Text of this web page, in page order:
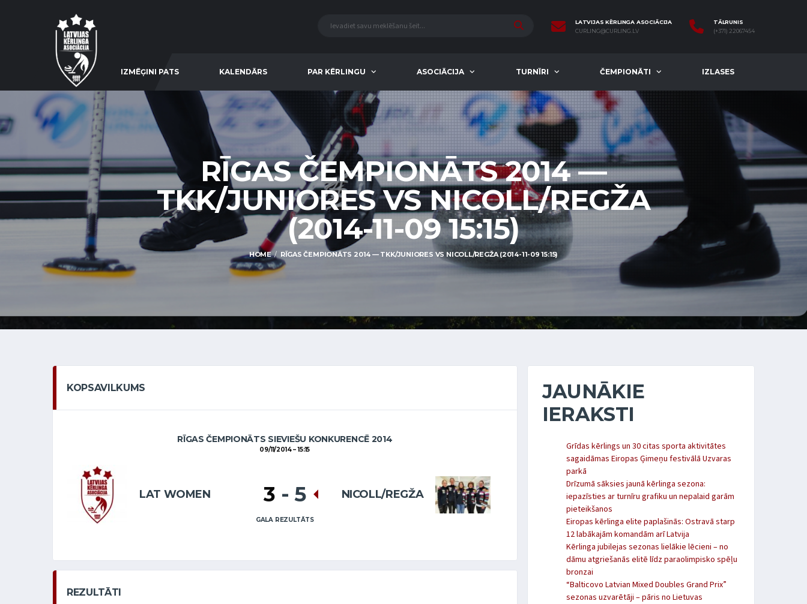
LATVIJAS KĒRLINGA ASOCIĀCIJA
CURLING@CURLING.LV
TĀLRUNIS
(+371) 22067454
IZMĒĢINI PATS KALENDĀRS PAR KĒRLINGU ASOCIĀCIJA TURNĪRI ČEMPIONĀTI IZLASES
RĪGAS ČEMPIONĀTS 2014 —
TKK/JUNIORES VS NICOLL/REGŽA
(2014-11-09 15:15)
HOME RĪGAS ČEMPIONĀTS 2014 — TKK/JUNIORES VS NICOLL/REGŽA (2014-11-09 15:15)
KOPSAVILKUMS
RĪGAS ČEMPIONĀTS SIEVIEŠU KONKURENCĒ 2014
09/11/2014 15:15
LAT WOMEN NICOLL/REGŽA
3 - 5
GALA REZULTĀTS
REZULTĀTI
JAUNĀKIE
IERAKSTI
Grīdas kērlings un 30 citas sporta aktivitātes
sagaidāmas Eiropas Ģimeņu festivālā Uzvaras
parkā
Drīzumā sāksies jaunā kērlinga sezona:
iepazīsties ar turnīru grafiku un nepalaid garām
pieteikšanos
Eiropas kērlinga elite paplašinās: Ostravā starp
12 labākajām komandām arī Latvija
Kērlinga jubilejas sezonas lielākie lēcieni – no
dāmu atgriešanās elitē līdz paraolimpisko spēļu
bronzai
“Balticovo Latvian Mixed Doubles Grand Prix”
sezonas uzvarētāji – pāris no Lietuvas